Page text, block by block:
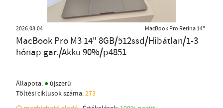
2026.08.04 MacBook Pro Retina 14"
MacBook Pro M3 14" 8GB/512ssd/Hibátlan/1-3
hónap gar./Akku 90%/p4851
Állapota: ● újszerű
Töltési ciklusok száma:273